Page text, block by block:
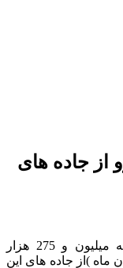
از جاده های
جانشین پلیس راه استان همدان گفت: سه میلیون و 275 هزار
ماه )از جاده های این